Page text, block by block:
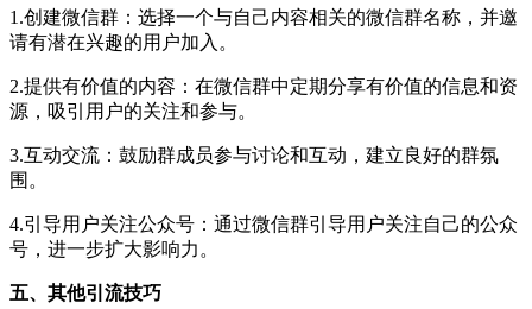
1.创建微信群：选择一个与自己内容相关的微信群名称，并邀
请有潜在兴趣的用户加入。
2.提供有价值的内容：在微信群中定期分享有价值的信息和资
源，吸引用户的关注和参与。
3.互动交流：鼓励群成员参与讨论和互动，建立良好的群氛
围。
4.引导用户关注公众号：通过微信群引导用户关注自己的公众
号，进一步扩大影响力。
五、其他引流技巧